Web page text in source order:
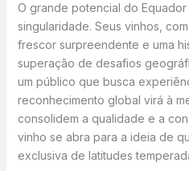
O grande potencial do
singularidade. Seus vinhos,
frescor surpreendente e uma
superação de desafios
um público que busca
reconhecimento global virá à
consolidem a qualidade e a
vinho se abra para a ideia de
exclusiva de latitudes